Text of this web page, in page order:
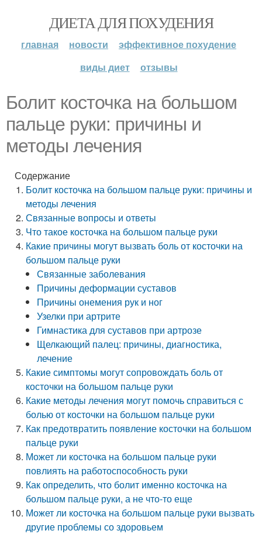
ДИЕТА ДЛЯ ПОХУДЕНИЯ
главная новости
эффективное похудение
виды диет
отзывы
Болит косточка на большом
пальце руки: причины и
методы лечения
Содержание
Болит косточка на большом пальце руки: причины и
методы лечения
Связанные вопросы и ответы
Что такое косточка на большом пальце руки
Какие причины могут вызвать боль от косточки на
большом пальце руки
Связанные заболевания
Причины деформации суставов
Причины онемения рук и ног
Узелки при артрите
Гимнастика для суставов при артрозе
Щелкающий палец: причины, диагностика,
лечение
Какие симптомы могут сопровождать боль от
косточки на большом пальце руки
Какие методы лечения могут помочь справиться с
болью от косточки на большом пальце руки
Как предотвратить появление косточки на большом
пальце руки
Может ли косточка на большом пальце руки
повлиять на работоспособность руки
Как определить, что болит именно косточка на
большом пальце руки, а не что-то еще
Может ли косточка на большом пальце руки вызвать
другие проблемы со здоровьем